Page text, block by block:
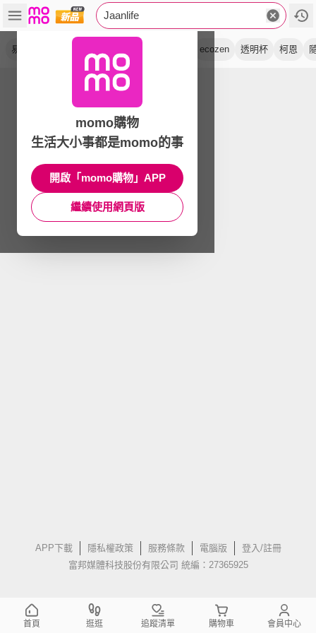
Jaanlife
易 c 杯 ecozen 透明杯 柯恩
APP下載 隱私權政策 服務條款 電腦版
登入/註冊
富邦媒體科技股份有限公司 統編：27365925
momo購物
生活大小事都是momo的事
開啟「momo購物」APP
繼續使用網頁版
首頁 逛逛 追蹤清單 購物車 會員中心